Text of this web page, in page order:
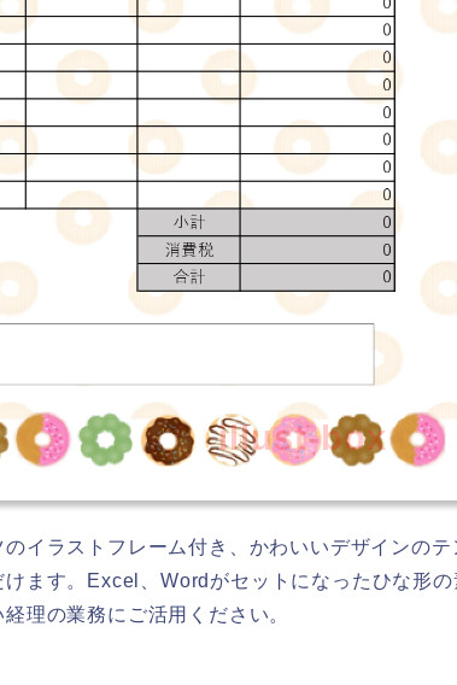
illust-box
イラストフレーム付き、かわいいデザインのテ
ます。Excel、Wordがセットになったひな形の
理の業務にご活用ください。